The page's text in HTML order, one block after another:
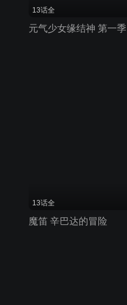
13话全
元气少女缘结神 第一季
13话全
魔笛 辛巴达的冒险